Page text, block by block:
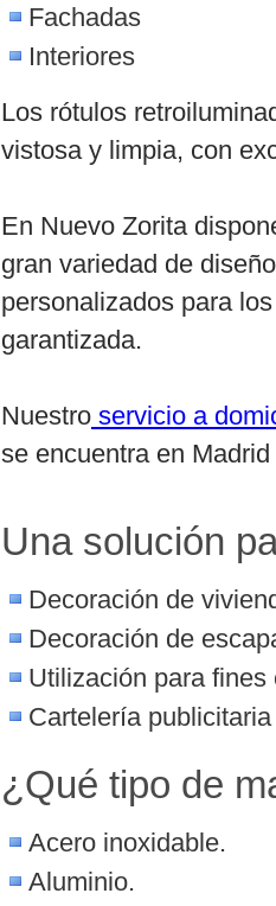
Fachadas
Interiores
Los rótulos
vistosa y limpia, con
En Nuevo Zorita
gran variedad de
personalizados para
garantizada.
Nuestro servicio a
se encuentra en
Una solución
Decoración de
Decoración de
Utilización para
Cartelería
¿Qué tipo de
Acero inoxidable.
Aluminio.